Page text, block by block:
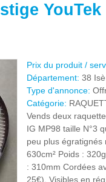
Prix du produit /
Département: 38
Type d'annonce:
Catégorie:
Vends deux
IG MP98 taille N°3
peu plus égratignés
630cm² Poids :
: 310mm Cordées
25€). Visibles en